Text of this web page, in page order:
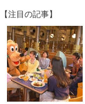
【注目の記事】